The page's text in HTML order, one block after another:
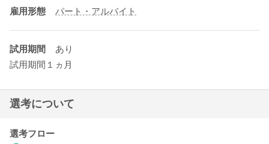
雇用形態 パート・アルバイト
試用期間
あり
試用期間１ヵ月
選考について
選考フロー